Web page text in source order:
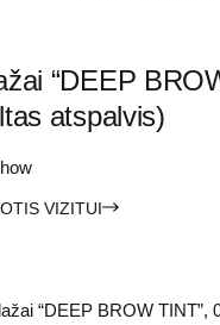
“DEEP
atspalvis)
VIZITUI
“DEEP BROW TINT”,